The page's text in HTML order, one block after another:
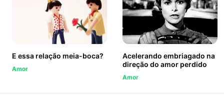
E essa relação meia-boca?
Amor
Acelerando embriagado na
direção do amor perdido
Amor